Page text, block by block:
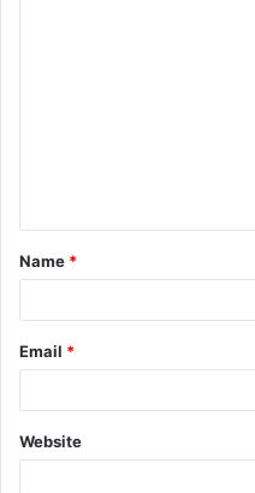
t
*
Name *
Email *
Website